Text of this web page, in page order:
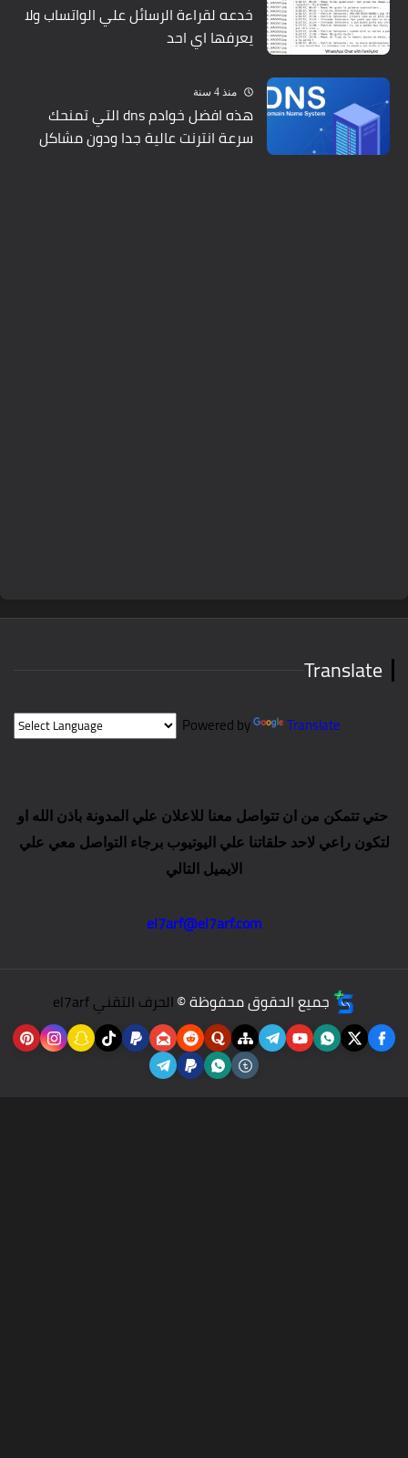
خدعه لقراءة الرسائل علي الواتساب ولا
يعرفها اي احد
منذ 4 سنة
هذه افضل خوادم dns التي تمنحك
سرعة انترنت عالية جدا ودون مشاكل
Translate
Powered by Translate
حتي تتمكن من ان تتواصل معنا للاعلان علي المدونة باذن الله او
لتكون راعي لاحد حلقاتنا علي اليوتيوب برجاء التواصل معي علي
الايميل التالي
el7arf@el7arf.com
جميع الحقوق محفوظة ©الحرف التقني el7arf